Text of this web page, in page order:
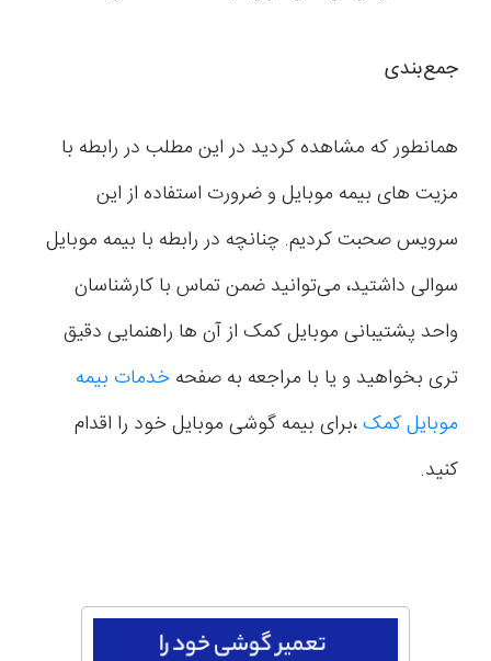
جمع‌بندی
همانطور که مشاهده کردید در این مطلب در رابطه با
مزیت های بیمه موبایل و ضرورت استفاده از این
سرویس صحبت کردیم. چنانچه در رابطه با بیمه موبایل
سوالی داشتید، می‌توانید ضمن تماس با کارشناسان
واحد پشتیبانی موبایل کمک از آن ها راهنمایی دقیق
تری بخواهید و یا با مراجعه به صفحه خدمات بیمه
موبایل کمک،برای بیمه گوشی موبایل خود را اقدام
کنید.